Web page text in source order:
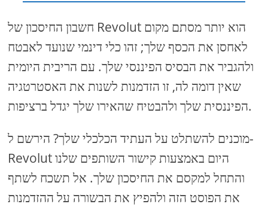
חשבון החיסכון של Revolut הוא יותר מסתם מקום
לאחסן את הכסף שלך; זהו כלי דינמי שנועד לאבטח
ולהגביר את הבסיס הפיננסי שלך. עם הריבית היומית
שאין דומה לה, זו הזדמנות לשנות את האסטרטגיה
הפיננסית שלך ולהבטיח שהאירו שלך יגדל ברציפות.
מוכנים להשתלט על העתיד הכלכלי שלך? הירשם ל-
Revolut היום באמצעות קישור השותפים שלנו
והתחל למקסם את החיסכון שלך. אל תשכח לשתף
את הפוסט הזה ולהפיץ את הבשורה על ההזדמנות